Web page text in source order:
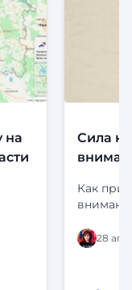
на
Сила
Как
одну
28